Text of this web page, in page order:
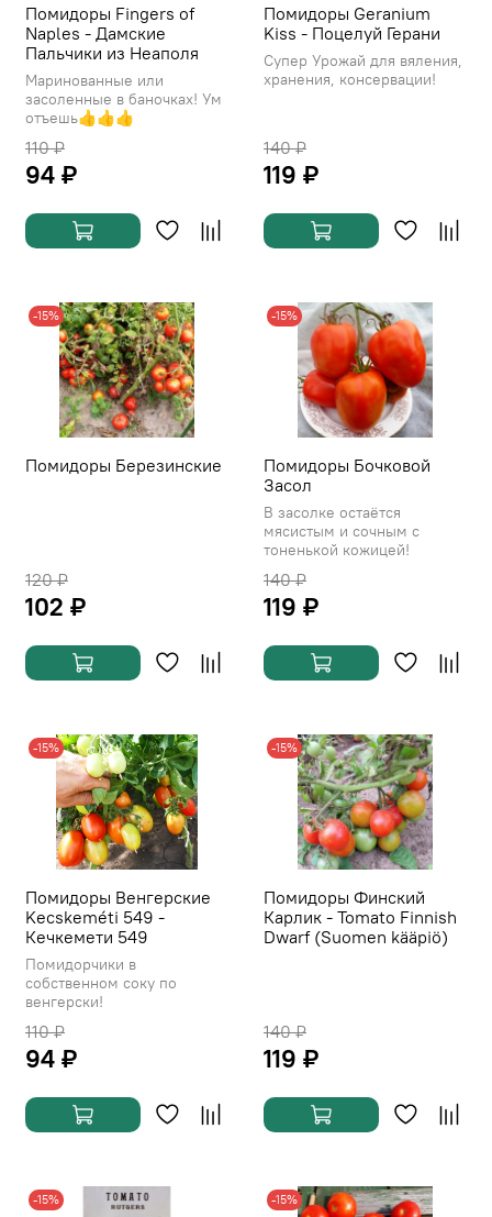
Помидоры Fingers of
Naples - Дамские
Пальчики из Неаполя
Маринованные или
засоленные в баночках! Ум
отъешь👍👍👍
110 ₽
94 ₽
Помидоры Geranium
Kiss - Поцелуй Герани
Супер Урожай для вяления,
хранения, консервации!
140 ₽
119 ₽
-15%
Помидоры Березинские
120 ₽
102 ₽
-15%
Помидоры Бочковой
Засол
В засолке остаётся
мясистым и сочным с
тоненькой кожицей!
140 ₽
119 ₽
-15%
Помидоры Венгерские
Kecskeméti 549 -
Кечкемети 549
Помидорчики в
собственном соку по
венгерски!
110 ₽
94 ₽
-15%
Помидоры Финский
Карлик - Tomato Finnish
Dwarf (Suomen kääpiö)
140 ₽
119 ₽
-15% -15%